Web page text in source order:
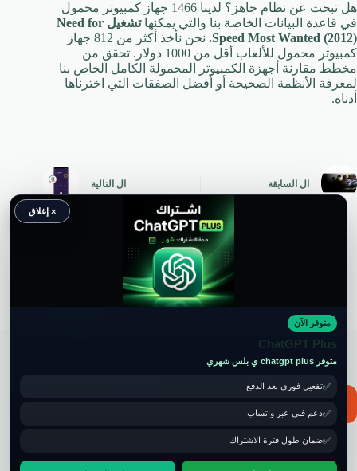
هل تبحث عن نظام جاهز؟ لدينا 1466 جهاز كمبيوتر محمول
في قاعدة البيانات الخاصة بنا والتي يمكنها
تشغيل Need for
Speed Most Wanted (2012).
نحن نأخذ أكثر من 812 جهاز
كمبيوتر محمول للألعاب أقل من 1000 دولار. تحقق من
مخطط مقارنة أجهزة الكمبيوتر المحمولة الكامل الخاص بنا
لمعرفة الأنظمة الصحيحة أو أفضل الصفقات التي اخترناها
أدناه.
ال السابقة ال التالية
حقوق النشر محفوظة لموقع ويكي موب
× إغلاق
متوفر الآن
ChatGPT Plus
متوفر chatgpt plus ي بلس شهري
تفعيل فوري بعد الدفع
دعم فني عبر واتساب
ضمان طول فترة الاشتراك